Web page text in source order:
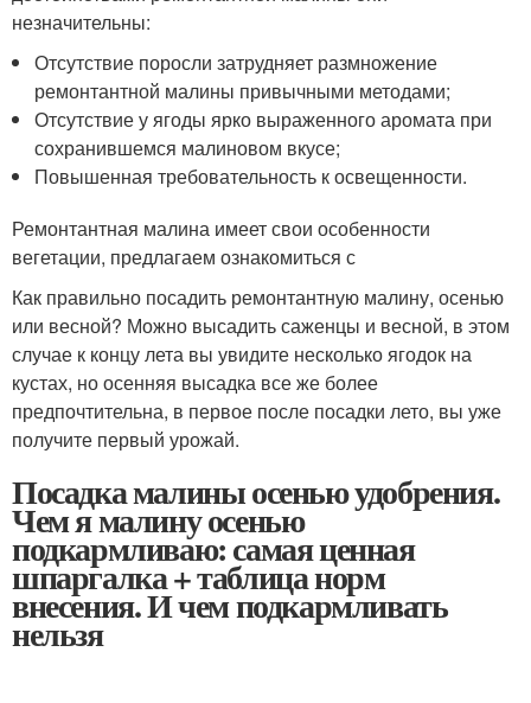
незначительны:
Отсутствие поросли затрудняет размножение
ремонтантной малины привычными методами;
Отсутствие у ягоды ярко выраженного аромата при
сохранившемся малиновом вкусе;
Повышенная требовательность к освещенности.
Ремонтантная малина имеет свои особенности
вегетации, предлагаем ознакомиться с
Как правильно посадить ремонтантную малину, осенью
или весной? Можно высадить саженцы и весной, в этом
случае к концу лета вы увидите несколько ягодок на
кустах, но осенняя высадка все же более
предпочтительна, в первое после посадки лето, вы уже
получите первый урожай.
Посадка малины осенью удобрения.
Чем я малину осенью
подкармливаю: самая ценная
шпаргалка + таблица норм
внесения. И чем подкармливать
нельзя